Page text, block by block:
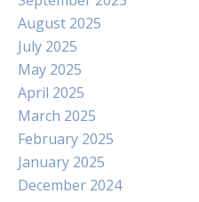
August 2025
July 2025
May 2025
April 2025
March 2025
February 2025
January 2025
December 2024